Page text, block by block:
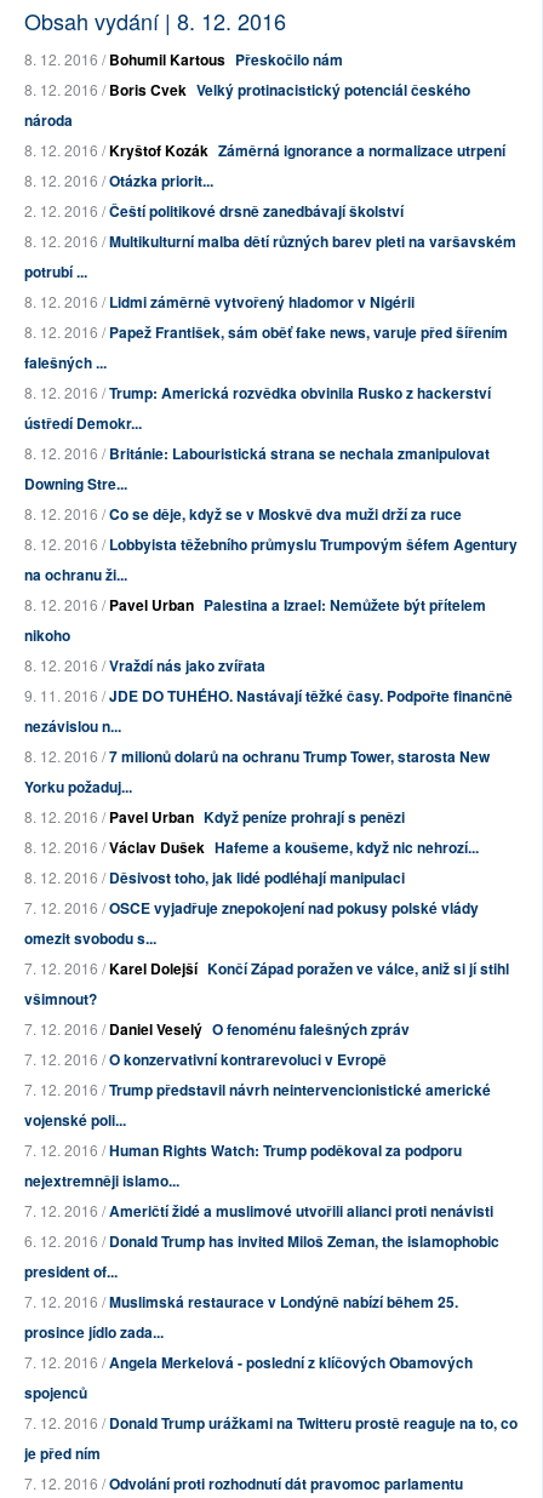
Obsah vydání | 8. 12. 2016
8. 12. 2016 /Bohumil Kartous Přeskočilo nám
8. 12. 2016 /Boris Cvek Velký protinacistický potenciál českého
národa
8. 12. 2016 /Kryštof Kozák Záměrná ignorance a normalizace utrpení
8. 12. 2016 /Otázka priorit...
2. 12. 2016 /Čeští politikové drsně zanedbávají školství
8. 12. 2016 /Multikulturní malba dětí různých barev pleti na varšavském
potrubí ...
8. 12. 2016 /Lidmi záměrně vytvořený hladomor v Nigérii
8. 12. 2016 /Papež František, sám oběť fake news, varuje před šířením
falešných ...
8. 12. 2016 /Trump: Americká rozvědka obvinila Rusko z hackerství
ústředí Demokr...
8. 12. 2016 /Británie: Labouristická strana se nechala zmanipulovat
Downing Stre...
8. 12. 2016 /Co se děje, když se v Moskvě dva muži drží za ruce
8. 12. 2016 /Lobbyista těžebního průmyslu Trumpovým šéfem Agentury
na ochranu ži...
8. 12. 2016 /Pavel Urban Palestina a Izrael: Nemůžete být přítelem
nikoho
8. 12. 2016 /Vraždí nás jako zvířata
9. 11. 2016 /JDE DO TUHÉHO. Nastávají těžké časy. Podpořte finančně
nezávislou n...
8. 12. 2016 /7 milionů dolarů na ochranu Trump Tower, starosta New
Yorku požaduj...
8. 12. 2016 /Pavel Urban Když peníze prohrají s penězi
8. 12. 2016 /Václav Dušek Hafeme a koušeme, když nic nehrozí...
8. 12. 2016 /Děsivost toho, jak lidé podléhají manipulaci
7. 12. 2016 /OSCE vyjadřuje znepokojení nad pokusy polské vlády
omezit svobodu s...
7. 12. 2016 /Karel Dolejší Končí Západ poražen ve válce, aniž si jí stihl
všimnout?
7. 12. 2016 /Daniel Veselý O fenoménu falešných zpráv
7. 12. 2016 /O konzervativní kontrarevoluci v Evropě
7. 12. 2016 /Trump představil návrh neintervencionistické americké
vojenské poli...
7. 12. 2016 /Human Rights Watch: Trump poděkoval za podporu
nejextremněji islamo...
7. 12. 2016 /Američtí židé a muslimové utvořili alianci proti nenávisti
6. 12. 2016 /Donald Trump has invited Miloš Zeman, the islamophobic
president of...
7. 12. 2016 /Muslimská restaurace v Londýně nabízí během 25.
prosince jídlo zada...
7. 12. 2016 /Angela Merkelová - poslední z klíčových Obamových
spojenců
7. 12. 2016 /Donald Trump urážkami na Twitteru prostě reaguje na to, co
je před ním
7. 12. 2016 /Odvolání proti rozhodnutí dát pravomoc parlamentu